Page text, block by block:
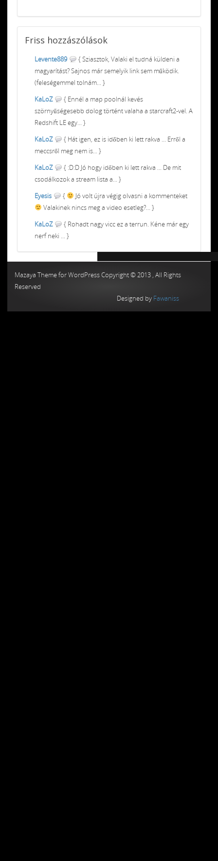
Friss hozzászólások
Levente889
{ Sziasztok, Valaki el tudná küldeni a
magyarítást? Sajnos már semelyik link sem működik.
(feleségemmel tolnám... }
KaLoZ
{ Ennél a map poolnál kevés
szörnyűségesebb dolog történt valaha a starcraft2-vel. A
Redshift LE egy... }
KaLoZ
{ Hát igen, ez is időben ki lett rakva ... Erről a
meccsről meg nem is... }
KaLoZ
{ :D:D Jó hogy időben ki lett rakva ... De mit
csodálkozok a stream lista a... }
Eyesis
{
Jó volt újra végig olvasni a kommenteket
Valakinek nincs meg a video esetleg?... }
KaLoZ
{ Rohadt nagy vicc ez a terrun. Kéne már egy
nerf neki ... }
Mazaya Theme for WordPress Copyright © 2013 , All Rights
Reserved
Designed by Fawaniss